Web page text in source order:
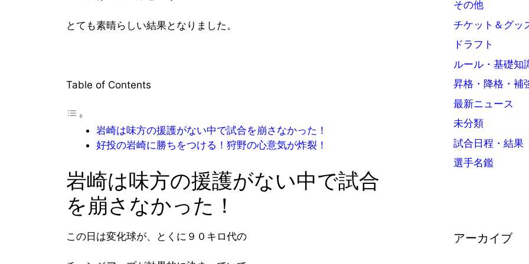
とても素晴らしい結果となりました。
Table of Contents
岩崎は味方の援護がない中で試合を崩さなかった！
好投の岩崎に勝ちをつける！狩野の心意気が炸裂！
岩崎は味方の援護がない中で試合
を崩さなかった！
この日は変化球が、とくに９０キロ代の
その他
チケット＆グッ
ドラフト
ルール・基礎知
昇格・降格・補
最新ニュース
未分類
試合日程・結果
選手名鑑
アーカイブ